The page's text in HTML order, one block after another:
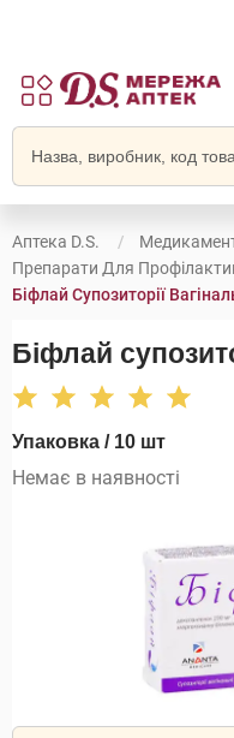
Аптека D.S.
Препарати Для
Біфлай Супозиторії
Біфлай
Упаковка / 10 шт
Немає в наявності